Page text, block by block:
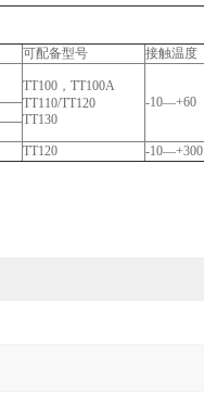
可配备型号 接触温度
TT100，TT100A
TT110/TT120
TT130
-10—+60
TT120 -10—+300